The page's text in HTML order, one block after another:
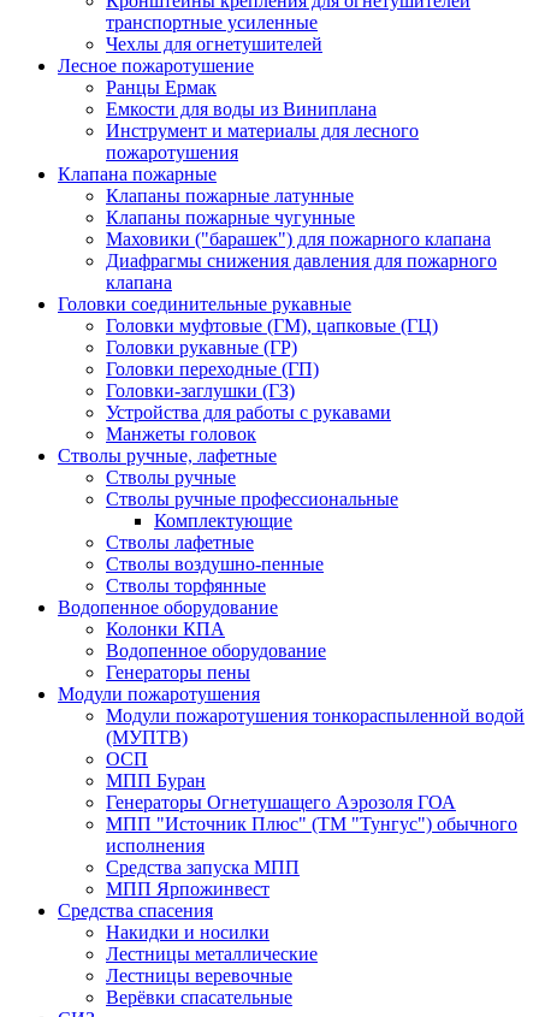
транспортные усиленные
Чехлы для огнетушителей
Лесное пожаротушение
Ранцы Ермак
Емкости для воды из Виниплана
Инструмент и материалы для лесного
пожаротушения
Клапана пожарные
Клапаны пожарные латунные
Клапаны пожарные чугунные
Маховики ("барашек") для пожарного клапана
Диафрагмы снижения давления для пожарного
клапана
Головки соединительные рукавные
Головки муфтовые (ГМ), цапковые (ГЦ)
Головки рукавные (ГР)
Головки переходные (ГП)
Головки-заглушки (ГЗ)
Устройства для работы с рукавами
Манжеты головок
Стволы ручные, лафетные
Стволы ручные
Стволы ручные профессиональные
Комплектующие
Стволы лафетные
Стволы воздушно-пенные
Стволы торфянные
Водопенное оборудование
Колонки КПА
Водопенное оборудование
Генераторы пены
Модули пожаротушения
Модули пожаротушения тонкораспыленной водой
(МУПТВ)
ОСП
МПП Буран
Генераторы Огнетушащего Аэрозоля ГОА
МПП "Источник Плюс" (ТМ "Тунгус") обычного
исполнения
Средства запуска МПП
МПП Ярпожинвест
Средства спасения
Накидки и носилки
Лестницы металлические
Лестницы веревочные
Верёвки спасательные